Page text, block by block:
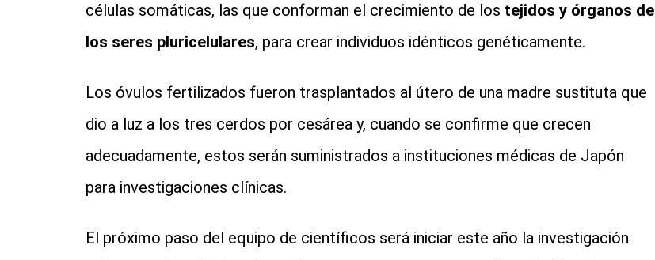
células somáticas, las que conforman el crecimiento de los tejidos y órganos de
los seres pluricelulares, para crear individuos idénticos genéticamente.
Los óvulos fertilizados fueron trasplantados al útero de una madre sustituta que
dio a luz a los tres cerdos por cesárea y, cuando se confirme que crecen
adecuadamente, estos serán suministrados a instituciones médicas de Japón
para investigaciones clínicas.
El próximo paso del equipo de científicos será iniciar este año la investigación